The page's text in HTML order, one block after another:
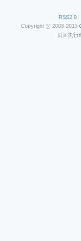
RSS2.0 |
Copyright @ 2003-2013
页面执行